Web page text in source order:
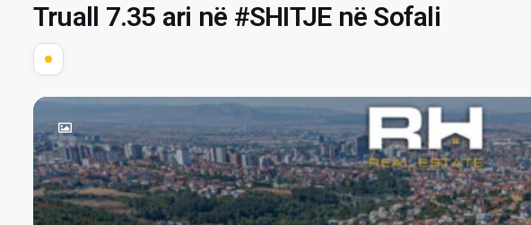
Truall 7.35 ari në #SHITJE në Sofali